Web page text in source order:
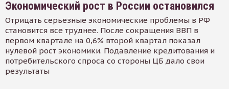
Экономический рост в России остановился
Отрицать серьезные экономические проблемы в РФ
становится все труднее. После сокращения ВВП в
первом квартале на 0,6% второй квартал показал
нулевой рост экономики. Подавление кредитования и
потребительского спроса со стороны ЦБ дало свои
результаты